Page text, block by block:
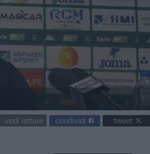
vedi letture condividi tweet